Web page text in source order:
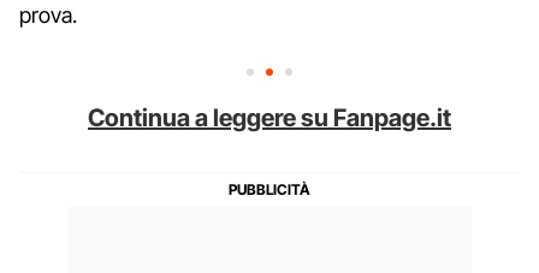
prova.
Continua a leggere su Fanpage.it